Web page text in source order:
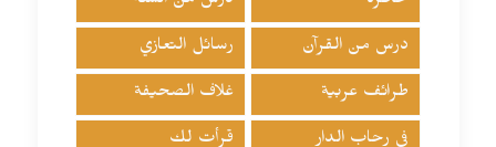
درس من القرآن رسائل التعازي
طرائف عربية غلاف الصحيفة
في رحاب الدار قرأت لك